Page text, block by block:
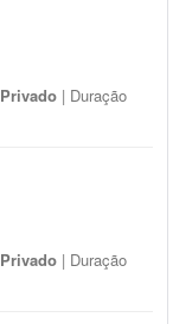
Privado | Duração
Privado | Duração